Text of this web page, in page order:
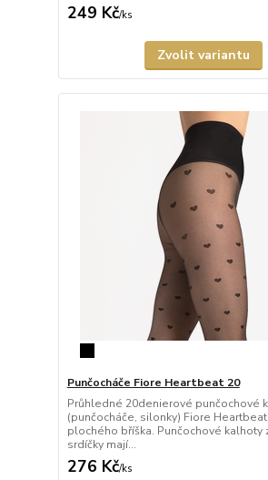
249 Kč/ks
Zvolit variantu
Punčocháče Fiore Heartbeat 20
Průhledné 20denierové punčochové
(punčocháče, silonky) Fiore
plochého bříška. Punčochové kalhoty
srdíčky mají...
276 Kč/ks